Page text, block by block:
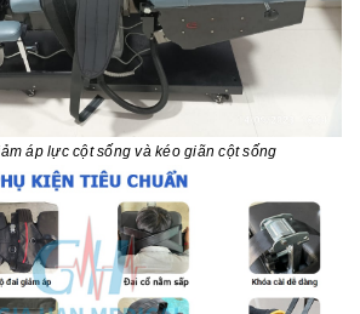
áp lực cột sống và kéo giãn cột sống